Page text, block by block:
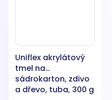
Uniflex akrylátový
tmel na
sádrokarton, zdivo
a dřevo, tuba, 300 g